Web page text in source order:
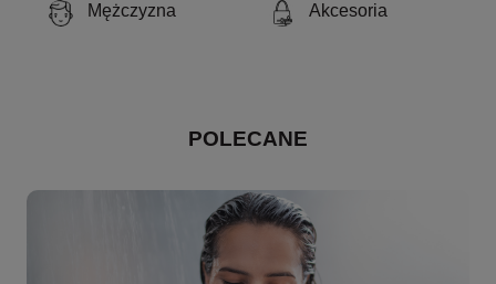
Mężczyzna Akcesoria
POLECANE